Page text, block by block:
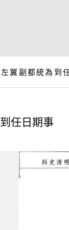
翼副都統為到
任日期事